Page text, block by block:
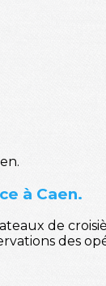
à Caen.
de
des